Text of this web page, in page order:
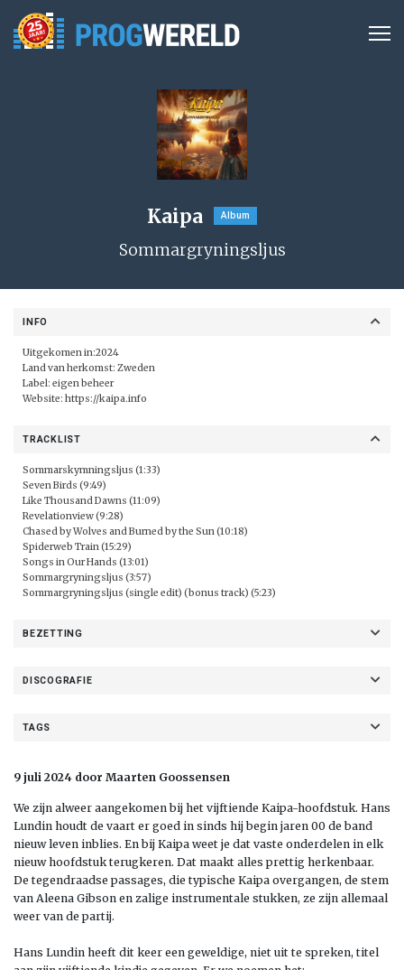
Kaipa Album
Sommargryningsljus
INFO
Uitgekomen in:2024
Land van herkomst: Zweden
Label: eigen beheer
Website: https://kaipa.info
TRACKLIST
Sommarskymningsljus (1:33)
Seven Birds (9:49)
Like Thousand Dawns (11:09)
Revelationview (9:28)
Chased by Wolves and Burned by the Sun (10:18)
Spiderweb Train (15:29)
Songs in Our Hands (13:01)
Sommargryningsljus (3:57)
Sommargryningsljus (single edit) (bonus track) (5:23)
BEZETTING
DISCOGRAFIE
TAGS
9 juli 2024 door Maarten Goossensen
We zijn alweer aangekomen bij het vijftiende Kaipa-hoofdstuk. Hans
Lundin houdt de vaart er goed in sinds hij begin jaren 00 de band
nieuw leven inblies. En bij Kaipa weet je dat vaste onderdelen in elk
nieuw hoofdstuk terugkeren. Dat maakt alles prettig herkenbaar.
De tegendraadse passages, die typische Kaipa overgangen, de stem
van Aleena Gibson en zalige instrumentale stukken, ze zijn allemaal
weer van de partij.
Hans Lundin heeft dit keer een geweldige, niet uit te spreken, titel